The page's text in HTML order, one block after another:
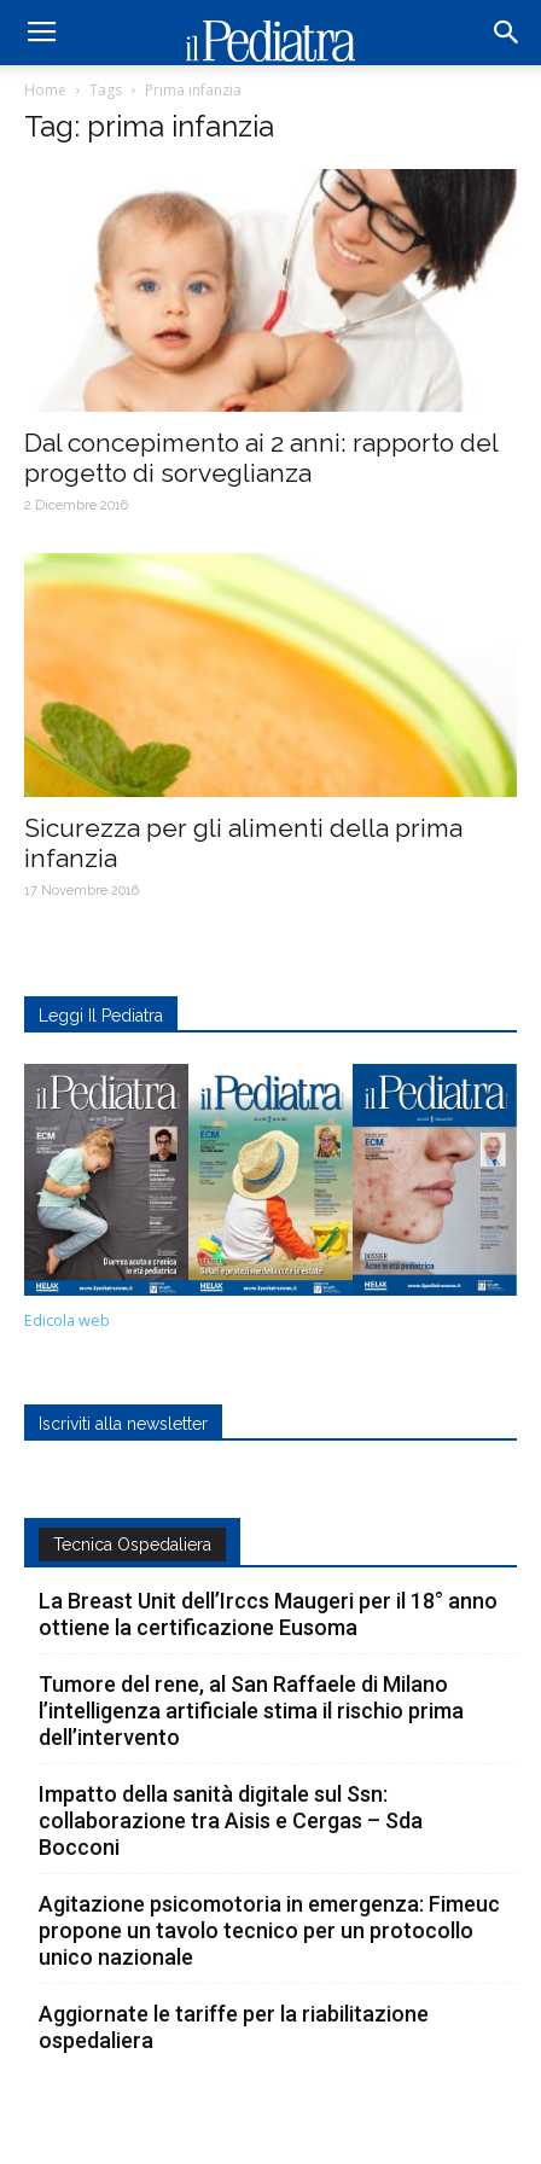
Home Tags Prima infanzia
Tag: prima infanzia
Dal concepimento ai 2 anni: rapporto del
progetto di sorveglianza
2 Dicembre 2016
Sicurezza per gli alimenti della prima
infanzia
17 Novembre 2016
Leggi Il Pediatra
Edicola web
Iscriviti alla newsletter
Tecnica Ospedaliera
La Breast Unit dell’Irccs Maugeri per il 18° anno
ottiene la certificazione Eusoma
Tumore del rene, al San Raffaele di Milano
l’intelligenza artificiale stima il rischio prima
dell’intervento
Impatto della sanità digitale sul Ssn:
collaborazione tra Aisis e Cergas – Sda
Bocconi
Agitazione psicomotoria in emergenza: Fimeuc
propone un tavolo tecnico per un protocollo
unico nazionale
Aggiornate le tariffe per la riabilitazione
ospedaliera